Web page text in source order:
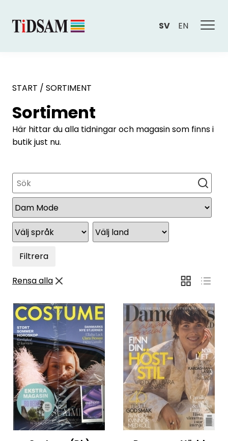
SV EN
START / SORTIMENT
Sortiment
Här hittar du alla tidningar och magasin som finns i
butik just nu.
Sök
Filtrera
Rensa alla